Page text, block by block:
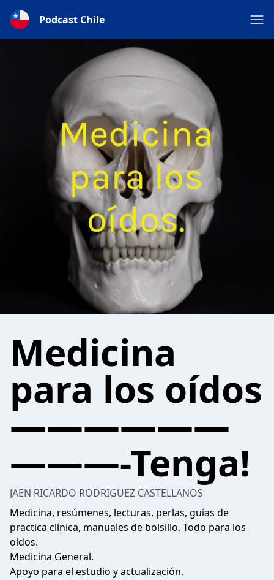
Podcast Chile
Medicina
para los oídos
——————
———-Tenga!
JAEN RICARDO RODRIGUEZ CASTELLANOS
Medicina, resúmenes, lecturas, perlas, guías de
practica clínica, manuales de bolsillo. Todo para los
oídos.
Medicina General.
Apoyo para el estudio y actualización.